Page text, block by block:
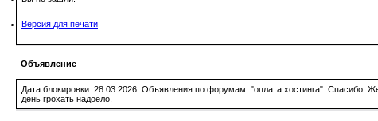
Версия для печати
Объявление
Дата блокировки: 28.03.2026. Объявления по форумам: "оплата хостинга". Спасибо.
день грохать надоело.